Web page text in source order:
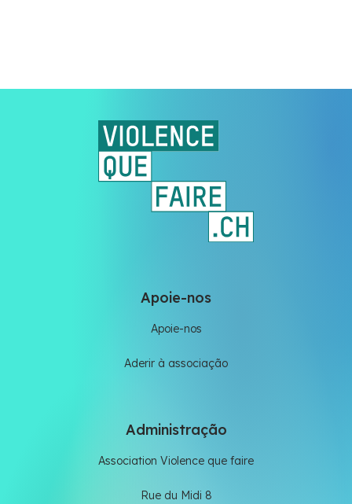
Apoie-nos
Apoie-nos
Aderir à associação
Administração
Association Violence que faire
Rue du Midi 8